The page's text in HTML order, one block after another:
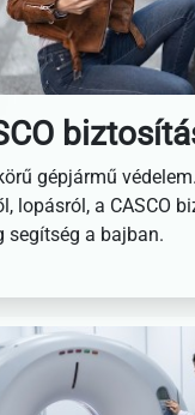
gépjármű
lopásról, a CASCO
segítség a bajban.